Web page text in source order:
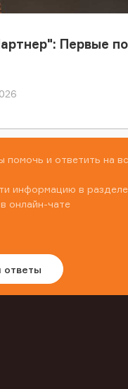
Первые
помочь и ответить на
информацию в разделе
онлайн-чате
ответы